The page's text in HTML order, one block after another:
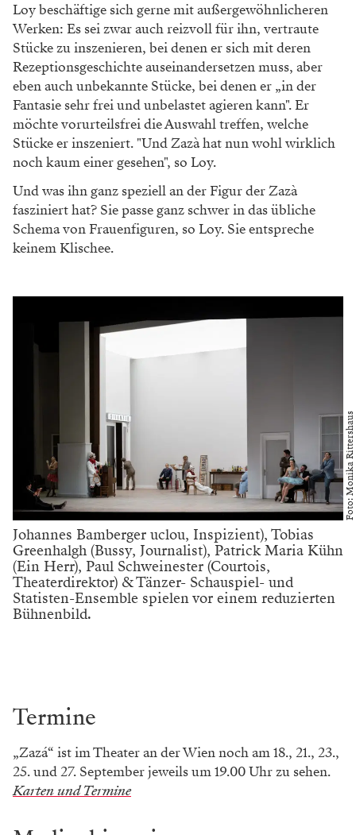
Loy beschäftige sich gerne mit außergewöhnlicheren
Werken: Es sei zwar auch reizvoll für ihn, vertraute
Stücke zu inszenieren, bei denen er sich mit deren
Rezeptionsgeschichte auseinandersetzen muss, aber
eben auch unbekannte Stücke, bei denen er „in der
Fantasie sehr frei und unbelastet agieren kann". Er
möchte vorurteilsfrei die Auswahl treffen, welche
Stücke er inszeniert. "Und Zazà hat nun wohl wirklich
noch kaum einer gesehen", so Loy.
Und was ihn ganz speziell an der Figur der Zazà
fasziniert hat? Sie passe ganz schwer in das übliche
Schema von Frauenfiguren, so Loy. Sie entspreche
keinem Klischee.
Foto: Monika Rittershaus
Johannes Bamberger uclou, Inspizient), Tobias
Greenhalgh (Bussy, Journalist), Patrick Maria Kühn
(Ein Herr), Paul Schweinester (Courtois,
Theaterdirektor) & Tänzer- Schauspiel- und
Statisten-Ensemble spielen vor einem reduzierten
Bühnenbild.
Termine
„Zazá“ ist im Theater an der Wien noch am 18., 21., 23.,
25. und 27. September jeweils um 19.00 Uhr zu sehen.
Karten und Termine